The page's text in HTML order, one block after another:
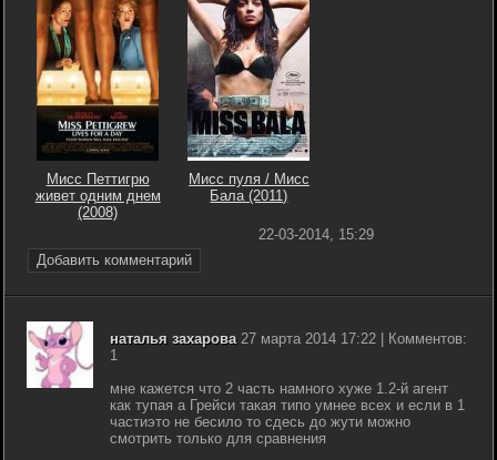
Мисс Петтигрю
живет одним днем
(2008)
Мисс пуля / Мисс
Бала (2011)
Добавить комментарий
22-03-2014, 15:29
наталья захарова 27 марта 2014 17:22 | Комментов:
1
мне кажется что 2 часть намного хуже 1.2-й агент
как тупая а Грейси такая типо умнее всех и если в 1
частиэто не бесило то сдесь до жути можно
смотрить только для сравнения